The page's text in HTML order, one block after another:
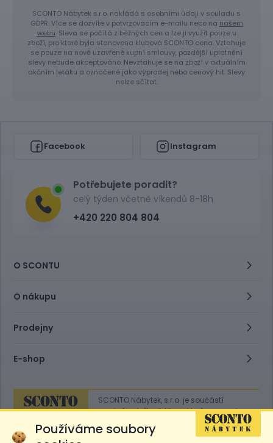
SCONTO Nábytek s.r.o. nakládá s osobními údaji v souladu s
GDPR. Více se dozvíte v potvrzovacím e-mailu nebo na našem
webu. Sleva se počítá z běžných cen a lze ji využít pouze u
zboží, pro které byla stanovena klubová SCONTO cena. Vztahuje
se pouze na nově uzavřené kupní smlouvy, pozdější uplatnění
slevy nebude akceptováno. Nevztahuje se na zboží v aktuálním
akčním letáku a označené jako výprodej nebo cenový hit. Slevy
nelze sčítat.
Facebook Instagram
Potřebujete poradit?
celý týden včetně víkendů 8-18h
+420 220 804 804
O SCONTU
O nákupu
Prodejny
E-shop
SCONTO Nábytek, s.r.o. je součástí
mezinárodního řetězce, který provozuje
obchodní domy
Sconto.
Používáme soubory